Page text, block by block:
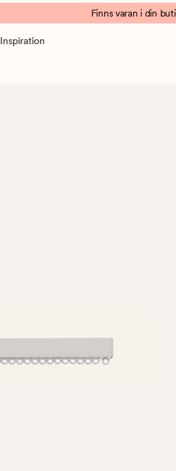
Finns varan i din
Inspiration